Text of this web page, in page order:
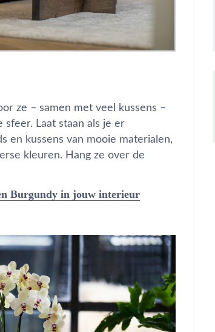
ze – samen met veel kussens –
Laat staan als je er
en kussens van mooie materialen,
kleuren. Hang ze over de
Burgundy in jouw interieur